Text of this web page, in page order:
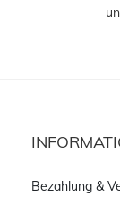
Bezahlung &